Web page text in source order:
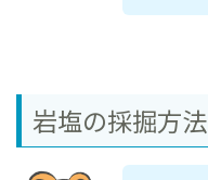
岩塩の採掘方法